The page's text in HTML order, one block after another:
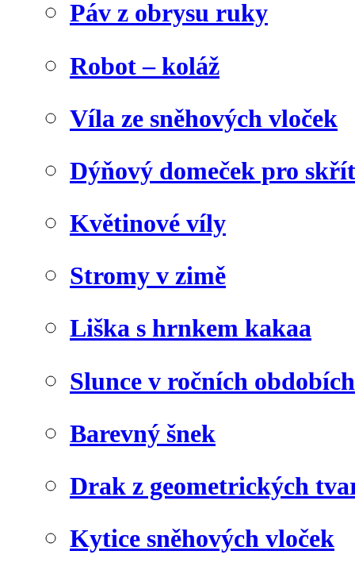
Páv z obrysu ruky
Robot – koláž
Víla ze sněhových vloček
Dýňový domeček pro
Květinové víly
Stromy v zimě
Liška s hrnkem kakaa
Slunce v ročních obdobích
Barevný šnek
Drak z geometrických
Kytice sněhových vloček